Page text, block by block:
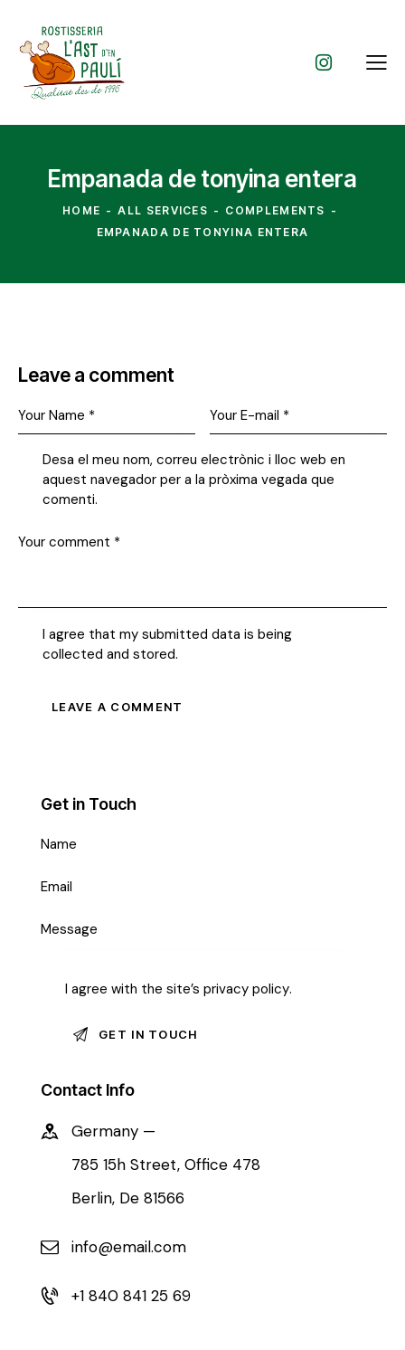
Empanada de tonyina entera
HOME ALL SERVICES
COMPLEMENTS
EMPANADA DE TONYINA ENTERA
Leave a comment
Desa el meu nom, correu electrònic i lloc web en
aquest navegador per a la pròxima vegada que
comenti.
I agree that my submitted data is being
collected and stored.
Get in Touch
I agree with the site’s privacy policy.
Contact Info
Germany —
785 15h Street, Office 478
Berlin, De 81566
info@email.com
+1 840 841 25 69